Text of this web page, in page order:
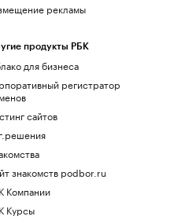
рекламы
продукты РБК
для бизнеса
регистратор
сайтов
знакомств podbor.ru
Компании
Курсы